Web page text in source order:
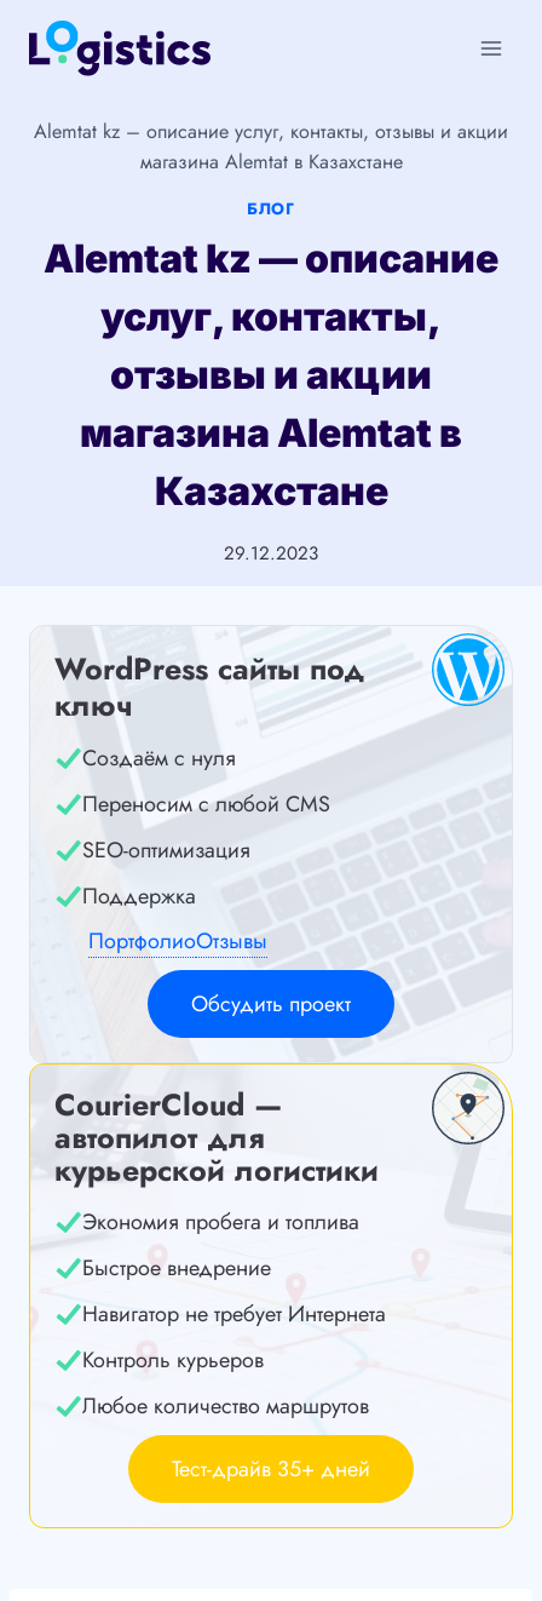
Перейти
Alemtat kz – описание услуг, контакты, отзывы и акции
магазина Alemtat в Казахстане
БЛОГ
Alemtat kz — описание
услуг, контакты,
отзывы и акции
магазина Alemtat в
Казахстане
29.12.2023
WordPress сайты под
ключ
Создаём с нуля
Переносим с любой CMS
SEO-оптимизация
Поддержка
ПортфолиоОтзывы
Обсудить проект
CourierCloud —
автопилот для
курьерской логистики
Экономия пробега и топлива
Быстрое внедрение
Навигатор не требует Интернета
Контроль курьеров
Любое количество маршрутов
Тест-драйв 35+ дней